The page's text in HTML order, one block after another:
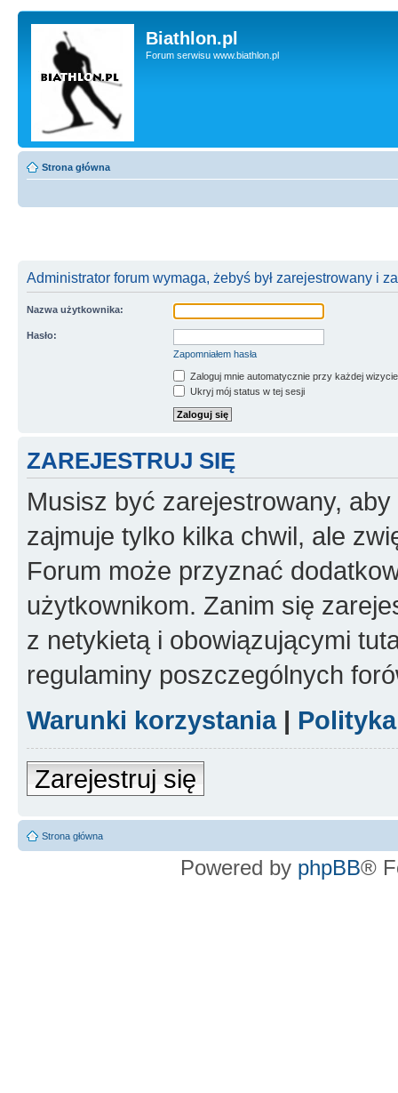
Biathlon.pl
Forum serwisu www.biathlon.pl
Strona główna
Administrator forum wymaga, żebyś był zarejestrowany i
Nazwa użytkownika:
Hasło:
Zapomniałem hasła
Zaloguj mnie automatycznie przy każdej wizycie
Ukryj mój status w tej sesji
ZAREJESTRUJ SIĘ
Musisz być zarejestrowany,
zajmuje tylko kilka chwil, ale
Forum może przyznać
użytkownikom. Zanim się
z netykietą i obowiązującymi
regulaminy poszczególnych
Warunki korzystania|
Zarejestruj się
Strona główna
Powered by phpBB®